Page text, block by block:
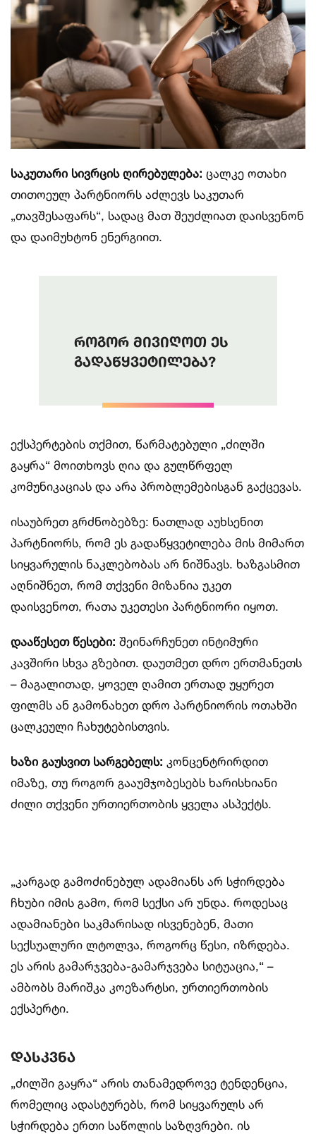
საკუთარი სივრცის ღირებულება: ცალკე ოთახი
თითოეულ პარტნიორს აძლევს საკუთარ
„თავშესაფარს“, სადაც მათ შეუძლიათ დაისვენონ
და დაიმუხტონ ენერგიით.
როგორ მივიღოთ ეს
გადაწყვეტილება?
ექსპერტების თქმით, წარმატებული „ძილში
გაყრა“ მოითხოვს ღია და გულწრფელ
კომუნიკაციას და არა პრობლემებისგან გაქცევას.
ისაუბრეთ გრძნობებზე: ნათლად აუხსენით
პარტნიორს, რომ ეს გადაწყვეტილება მის მიმართ
სიყვარულის ნაკლებობას არ ნიშნავს. ხაზგასმით
აღნიშნეთ, რომ თქვენი მიზანია უკეთ
დაისვენოთ, რათა უკეთესი პარტნიორი იყოთ.
დააწესეთ წესები: შეინარჩუნეთ ინტიმური
კავშირი სხვა გზებით. დაუთმეთ დრო ერთმანეთს
– მაგალითად, ყოველ ღამით ერთად უყურეთ
ფილმს ან გამონახეთ დრო პარტნიორის ოთახში
ცალკეული ჩახუტებისთვის.
ხაზი გაუსვით სარგებელს: კონცენტრირდით
იმაზე, თუ როგორ გააუმჯობესებს ხარისხიანი
ძილი თქვენი ურთიერთობის ყველა ასპექტს.
„კარგად გამოძინებულ ადამიანს არ სჭირდება
ჩხუბი იმის გამო, რომ სექსი არ უნდა. როდესაც
ადამიანები საკმარისად ისვენებენ, მათი
სექსუალური ლტოლვა, როგორც წესი, იზრდება.
ეს არის გამარჯვება-გამარჯვება სიტუაცია,“ –
ამბობს მარიშკა კოეზარტსი, ურთიერთობის
ექსპერტი.
დასკვნა
„ძილში გაყრა“ არის თანამედროვე ტენდენცია,
რომელიც ადასტურებს, რომ სიყვარულს არ
სჭირდება ერთი საწოლის საზღვრები. ის